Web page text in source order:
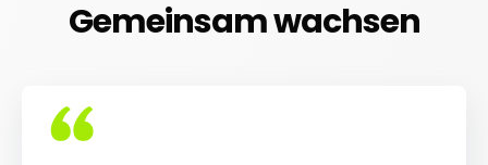
Gemeinsam wachsen